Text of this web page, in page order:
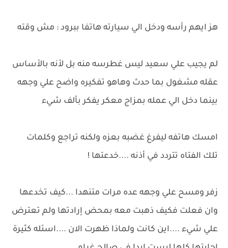
هز ايهم رأسه ودخل الي سيارته هاتفا ببرود : مش وقته
لم يجيب علي سعيد ليس غطرسه منه بل لأنه بالأساس
عقله مشغول بما حدث وهاهو تفكيره واضح علي وجهه
بينما دخل الي عمله بمزاج معكر يفكر بألف شيء
امسك هاتفه ليفرغ غضبه بعزه ولكنه تراجع وكلمات
تلك الفتاه تتردد في أذنه ....خدعتها !
زفر ومسح علي وجهه عده مرات متنهدا ...كيف تخدعها
وان فعلت فكيف ذهبت معه بمحض إرادتها ولم تعترض
علي شيء ....اين كانت ولماذا ظهرت الان ....اسئله كثيرة